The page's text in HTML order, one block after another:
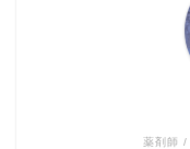
薬剤師